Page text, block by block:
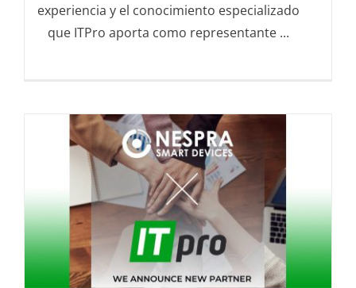
experiencia y el conocimiento especializado
que ITPro aporta como representante ...